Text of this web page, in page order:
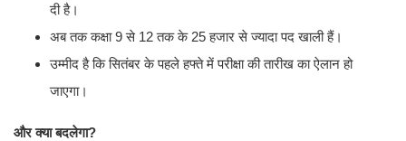
दी है।
अब तक कक्षा 9 से 12 तक के 25 हजार से ज्यादा पद खाली हैं।
उम्मीद है कि सितंबर के पहले हफ्ते में परीक्षा की तारीख का ऐलान हो
जाएगा।
और क्या बदलेगा?